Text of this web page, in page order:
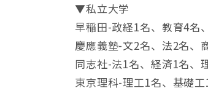
▼私立大学
早稲田-政経1名、教育4名
慶應義塾-文2名、法2名、
同志社-法1名、経済1名、
東京理科-理工1名、基礎工